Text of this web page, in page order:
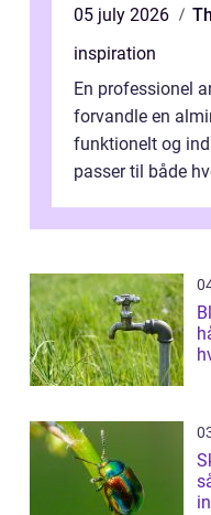
05 july 2026
inspiration
En professionel
forvandle en
funktionelt og
passer til både
ønsker mere...